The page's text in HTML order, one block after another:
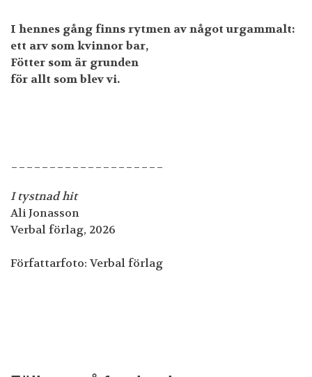
I hennes gång finns rytmen av något urgammalt:
ett arv som kvinnor bar,
Fötter som är grunden
för allt som blev vi.
I tystnad hit
Ali Jonasson
Verbal förlag, 2026
Författarfoto: Verbal förlag